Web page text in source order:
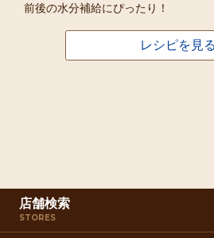
前後の水分補給にぴったり！
レシピを見る
店舗検索
STORES